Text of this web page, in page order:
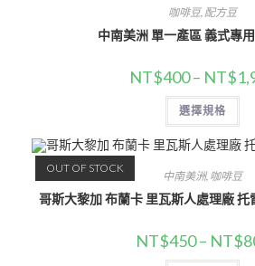
咖啡豆, 配方豆
中南美洲 單一產區 義式專
NT$400 – NT$
選擇規格
OUT OF STOCK
中南美洲, 咖啡豆
哥斯大黎加 布蘭卡 里瓦斯人處理廠 托
NT$450 – NT$